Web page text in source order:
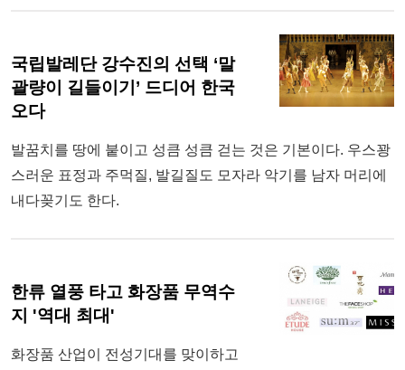
국립발레단 강수진의 선택 ‘말
괄량이 길들이기’ 드디어 한국
오다
발꿈치를 땅에 붙이고 성큼 성큼 걷는 것은 기본이다. 우스꽝
스러운 표정과 주먹질, 발길질도 모자라 악기를 남자 머리에
내다꽂기도 한다.
한류 열풍 타고 화장품 무역수
지 '역대 최대'
화장품 산업이 전성기대를 맞이하고